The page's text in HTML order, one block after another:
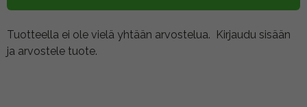
Tuotteella ei ole vielä yhtään arvostelua. Kirjaudu sisään
ja arvostele tuote.